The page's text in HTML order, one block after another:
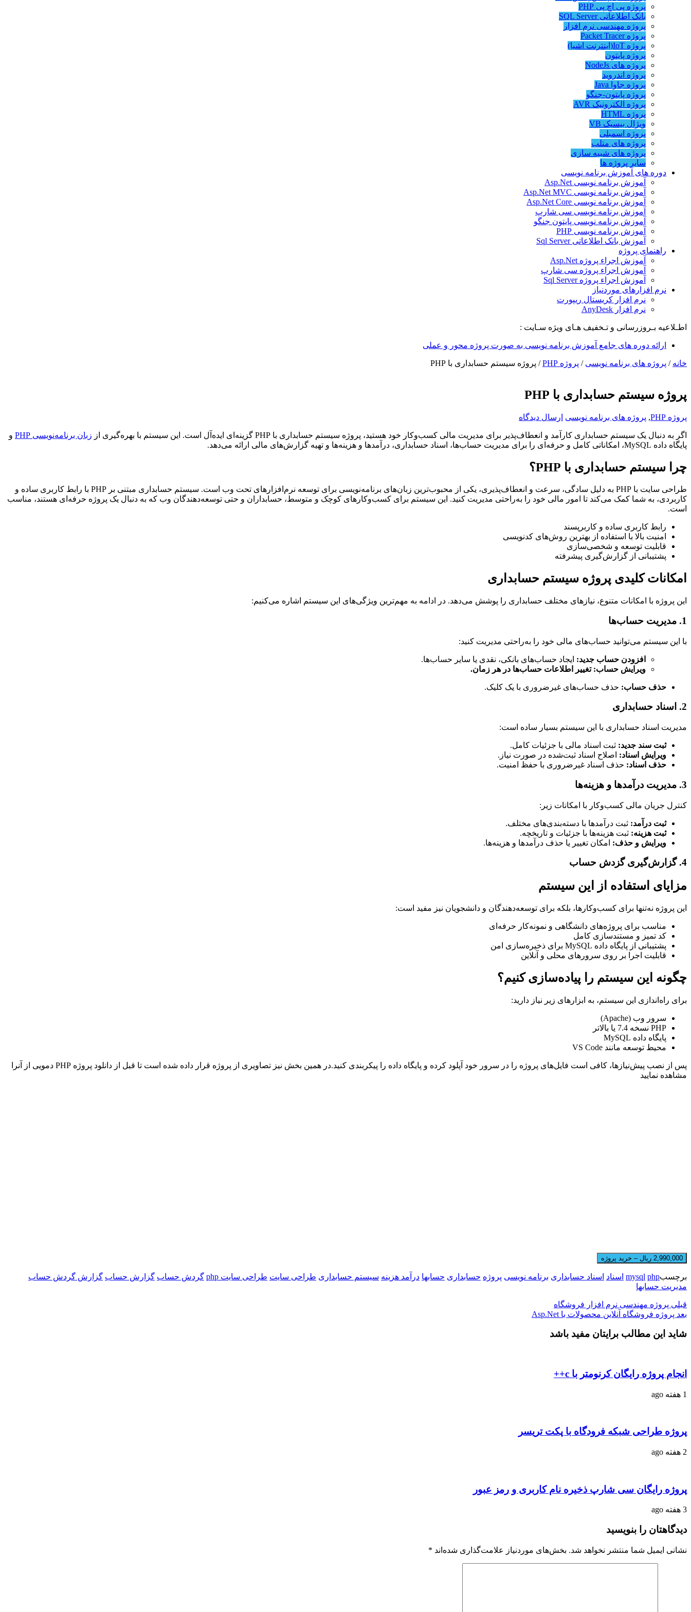
پروژه پی اچ پی PHP
بانک اطلاعاتی SQL Server
پروژه مهندسی نرم افزار
پروژه Packet Tracer
پروژه IoT(اینترنت اشیا)
پروژه پایتون
پروژه های NodeJs
پروژه اندروید
پروژه جاوا Java
پروژه پایتون-جنگو
پروژه الکترونیک AVR
پروژه HTML
ویژال بیسیک VB
پروژه اسمبلی
پروژه های متلب
پروژه های شبیه سازی
سایر پروژه ها
دوره های آموزش برنامه نویسی
آموزش برنامه نویسی Asp.Net
آموزش برنامه نویسی Asp.Net MVC
آموزش برنامه نویسی Asp.Net Core
آموزش برنامه نویسی سی شارپ
آموزش برنامه نویسی پایتون جنگو
آموزش برنامه نویسی PHP
آموزش بانک اطلاعاتی Sql Server
راهنمای پروژه
آموزش اجراء پروژه Asp.Net
آموزش اجراء پروژه سی شارپ
آموزش اجراء پروژه Sql Server
نرم افزارهای موردنیاز
نرم افزار کریستال ریپورت
نرم افزار AnyDesk
اطـلاعیه بـروزرسانی و تـخفیف هـای ویژه سـایت :
ارائه دوره های جامع آموزش برنامه نویسی به صورت پروژه محور و عملی
خانه / پروژه های برنامه نویسی / پروژه PHP / پروژه سیستم حسابداری با PHP
پروژه سیستم حسابداری با PHP
پروژه PHP , پروژه های برنامه نویسی ارسال دیدگاه
اگر به دنبال یک سیستم حسابداری کارآمد و انعطاف‌پذیر برای مدیریت مالی کسب‌وکار خود هستید، پروژه سیستم حسابداری با PHP گزینه‌ای ایده‌آل است. این سیستم با بهره‌گیری از زبان برنامه‌نویسی PHP
و
پایگاه داده MySQL، امکاناتی کامل و حرفه‌ای را برای مدیریت حساب‌ها، اسناد حسابداری، درآمدها و هزینه‌ها و تهیه گزارش‌های مالی ارائه می‌دهد.
چرا سیستم حسابداری با PHP؟
طراحی سایت با PHP به دلیل سادگی، سرعت و انعطاف‌پذیری، یکی از محبوب‌ترین زبان‌های برنامه‌نویسی برای توسعه نرم‌افزارهای تحت وب است. سیستم حسابداری مبتنی بر PHP با رابط کاربری ساده و
کاربردی، به شما کمک می‌کند تا امور مالی خود را به‌راحتی مدیریت کنید. این سیستم برای کسب‌وکارهای کوچک و متوسط، حسابداران و حتی توسعه‌دهندگان وب که به دنبال یک پروژه حرفه‌ای هستند، مناسب
است.
رابط کاربری ساده و کاربرپسند
امنیت بالا با استفاده از بهترین روش‌های کدنویسی
قابلیت توسعه و شخصی‌سازی
پشتیبانی از گزارش‌گیری پیشرفته
امکانات کلیدی پروژه سیستم حسابداری
این پروژه با امکانات متنوع، نیازهای مختلف حسابداری را پوشش می‌دهد. در ادامه به مهم‌ترین ویژگی‌های این سیستم اشاره می‌کنیم:
1. مدیریت حساب‌ها
با این سیستم می‌توانید حساب‌های مالی خود را به‌راحتی مدیریت کنید:
افزودن حساب جدید: ایجاد حساب‌های بانکی، نقدی یا سایر حساب‌ها.
ویرایش حساب: تغییر اطلاعات حساب‌ها در هر زمان.
حذف حساب: حذف حساب‌های غیرضروری با یک کلیک.
2. اسناد حسابداری
مدیریت اسناد حسابداری با این سیستم بسیار ساده است:
ثبت سند جدید: ثبت اسناد مالی با جزئیات کامل.
ویرایش اسناد: اصلاح اسناد ثبت‌شده در صورت نیاز.
حذف اسناد: حذف اسناد غیرضروری با حفظ امنیت.
3. مدیریت درآمدها و هزینه‌ها
کنترل جریان مالی کسب‌وکار با امکانات زیر:
ثبت درآمد: ثبت درآمدها با دسته‌بندی‌های مختلف.
ثبت هزینه: ثبت هزینه‌ها با جزئیات و تاریخچه.
ویرایش و حذف: امکان تغییر یا حذف درآمدها و هزینه‌ها.
4. گزارش‌گیری گزدش حساب
مزایای استفاده از این سیستم
این پروژه نه‌تنها برای کسب‌وکارها، بلکه برای توسعه‌دهندگان و دانشجویان نیز مفید است:
مناسب برای پروژه‌های دانشگاهی و نمونه‌کار حرفه‌ای
کد تمیز و مستندسازی کامل
پشتیبانی از پایگاه داده MySQL برای ذخیره‌سازی امن
قابلیت اجرا بر روی سرورهای محلی و آنلاین
چگونه این سیستم را پیاده‌سازی کنیم؟
برای راه‌اندازی این سیستم، به ابزارهای زیر نیاز دارید:
سرور وب (Apache)
PHP نسخه 7.4 یا بالاتر
پایگاه داده MySQL
محیط توسعه مانند VS Code
پس از نصب پیش‌نیازها، کافی است فایل‌های پروژه را در سرور خود آپلود کرده و پایگاه داده را پیکربندی کنید.در همین بخش نیز تصاویری از پروژه قرار داده شده است تا قبل از دانلود پروژه PHP دمویی از آنرا
مشاهده نمایید
2,990,000 ریال – خرید پروژه
برچسب mysql php اسناد اسناد حسابداری برنامه نویسی پروژه حسابداری حسابها درآمد هزینه سیستم حسابداری طراحی سایت طراحی سایت php گردش حساب گزارش حساب گزارش گردش حساب
مدیریت حسابها
قبلی پروژه مهندسی نرم افزار فروشگاه
بعد پروژه فروشگاه آنلاین محصولات با Asp.Net
شاید این مطالب برایتان مفید باشد
انجام پروژه رایگان کرنومتر با c++
1 هفته ago
پروژه طراحی شبکه فرودگاه با پکت تریسر
2 هفته ago
پروژه رایگان سی شارپ ذخیره نام کاربری و رمز عبور
3 هفته ago
دیدگاهتان را بنویسید
نشانی ایمیل شما منتشر نخواهد شد. بخش‌های موردنیاز علامت‌گذاری شده‌اند *